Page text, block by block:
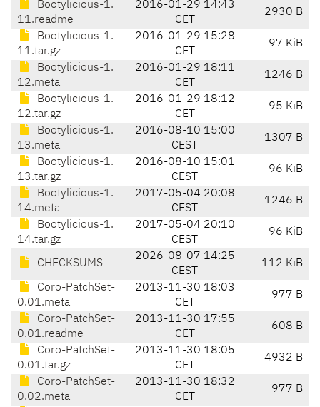
Bootylicious-1.
11.readme
2016-01-29 14:43
CET
2930 B
Bootylicious-1.
11.tar.gz
2016-01-29 15:28
CET
97 KiB
Bootylicious-1.
12.meta
2016-01-29 18:11
CET
1246 B
Bootylicious-1.
12.tar.gz
2016-01-29 18:12
CET
95 KiB
Bootylicious-1.
13.meta
2016-08-10 15:00
CEST
1307 B
Bootylicious-1.
13.tar.gz
2016-08-10 15:01
CEST
96 KiB
Bootylicious-1.
14.meta
2017-05-04 20:08
CEST
1246 B
Bootylicious-1.
14.tar.gz
2017-05-04 20:10
CEST
96 KiB
CHECKSUMS
2026-08-07 14:25
CEST
112 KiB
Coro-PatchSet-
0.01.meta
2013-11-30 18:03
CET
977 B
Coro-PatchSet-
0.01.readme
2013-11-30 17:55
CET
608 B
Coro-PatchSet-
0.01.tar.gz
2013-11-30 18:05
CET
4932 B
Coro-PatchSet-
0.02.meta
2013-11-30 18:32
CET
977 B